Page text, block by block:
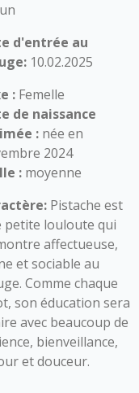
d'entrée au
10.02.2025
: Femelle
de naissance
: née en
2024
: moyenne
Pistache est
petite louloute qui
affectueuse,
et sociable au
Comme chaque
son éducation sera
avec beaucoup de
bienveillance,
et douceur.